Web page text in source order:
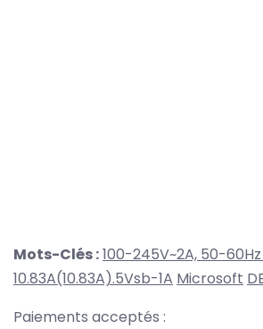
Mots-Clés :100-245V~2A, 50-60Hz
10.83A(10.83A).5Vsb-1A Microsoft
Paiements acceptés :